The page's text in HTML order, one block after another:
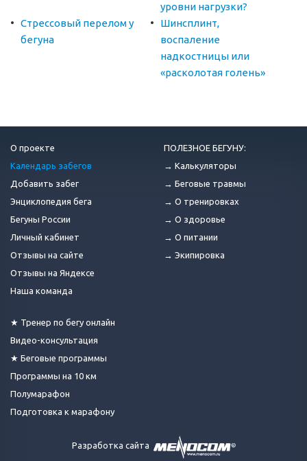
уровни нагрузки?
Стрессовый перелом у
бегуна
Шинсплинт,
воспаление
надкостницы или
«расколотая голень»
О проекте
Календарь забегов
Добавить забег
Энциклопедия бега
Бегуны России
Личный кабинет
Отзывы на сайте
Отзывы на Яндексе
Наша команда
★ Тренер по бегу онлайн
Видео-консультация
★ Беговые программы
Программы на 10 км
Полумарафон
Подготовка к марафону
ПОЛЕЗНОЕ БЕГУНУ:
→ Калькуляторы
→ Беговые травмы
→ О тренировках
→ О здоровье
→ О питании
→ Экипировка
Разработка сайта